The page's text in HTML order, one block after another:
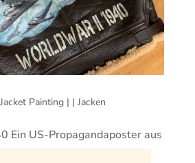
Painting| | Jacken
Ein US-Propagandaposter aus
Pate für diese B-3